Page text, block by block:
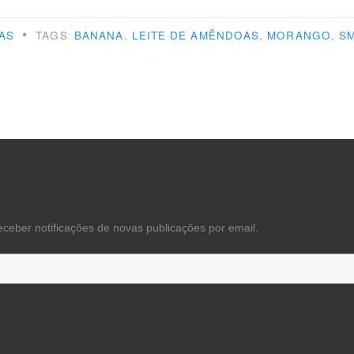
• TAGS BANANA, LEITE DE AMÊNDOAS, MORANGO,
notificações de novas publicações por email.